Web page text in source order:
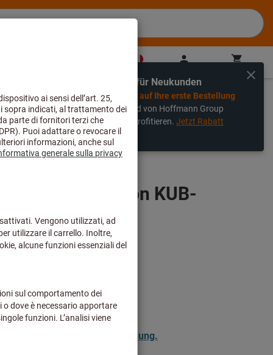
% Exklusiv für Neukunden
Jetzt
-20% auf Ihre erste Bestellung
sichern und von Hoffmann Group
Vorteilen profitieren. Jetzt Rabatt
sichern.
den eShop aufgeben und sie werden wie gewohnt von
KUB Quatron KUB-
Anmeldung.